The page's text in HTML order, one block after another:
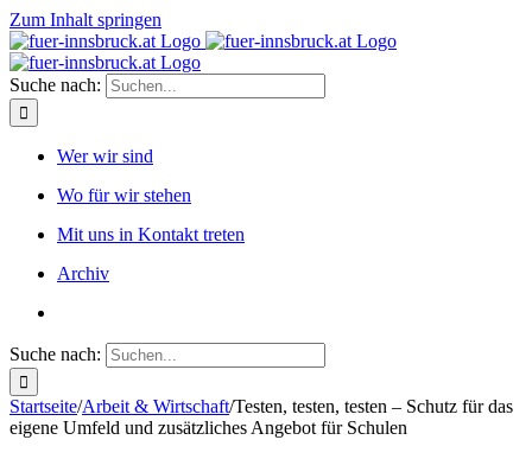
Zum Inhalt springen
Suche nach:
Wer wir sind
Wo für wir stehen
Mit uns in Kontakt treten
Archiv
Suche nach:
Startseite/Arbeit & Wirtschaft/Testen, testen, testen – Schutz für das
eigene Umfeld und zusätzliches Angebot für Schulen